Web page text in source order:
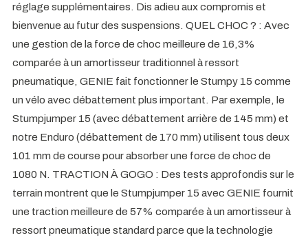
réglage supplémentaires. Dis adieu aux compromis et
bienvenue au futur des suspensions. QUEL CHOC ? : Avec
une gestion de la force de choc meilleure de 16,3%
comparée à un amortisseur traditionnel à ressort
pneumatique, GENIE fait fonctionner le Stumpy 15 comme
un vélo avec débattement plus important. Par exemple, le
Stumpjumper 15 (avec débattement arrière de 145 mm) et
notre Enduro (débattement de 170 mm) utilisent tous deux
101 mm de course pour absorber une force de choc de
1080 N. TRACTION À GOGO : Des tests approfondis sur le
terrain montrent que le Stumpjumper 15 avec GENIE fournit
une traction meilleure de 57% comparée à un amortisseur à
ressort pneumatique standard parce que la technologie